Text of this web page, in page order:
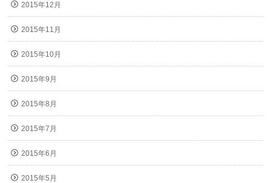
2015年12月
2015年11月
2015年10月
2015年9月
2015年8月
2015年7月
2015年6月
2015年5月